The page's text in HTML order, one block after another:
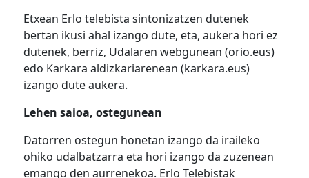
Etxean Erlo telebista sintonizatzen dutenek
bertan ikusi ahal izango dute, eta, aukera hori ez
dutenek, berriz, Udalaren webgunean (orio.eus)
edo Karkara aldizkariarenean (karkara.eus)
izango dute aukera.
Lehen saioa, ostegunean
Datorren ostegun honetan izango da iraileko
ohiko udalbatzarra eta hori izango da zuzenean
emango den aurrenekoa. Erlo Telebistak